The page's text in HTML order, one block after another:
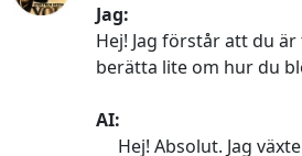
Jag:
Hej! Jag förstår att du
berätta lite om hur du
AI:
Hej! Absolut. Jag